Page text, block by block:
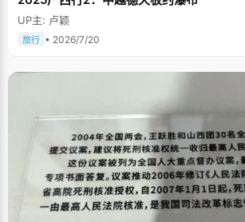
UP主: 卢颖
旅行 • 2026/7/20